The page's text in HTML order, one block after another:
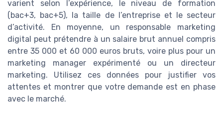
varient selon l’expérience, le niveau de formation
(bac+3, bac+5), la taille de l’entreprise et le secteur
d’activité. En moyenne, un responsable marketing
digital peut prétendre à un salaire brut annuel compris
entre 35 000 et 60 000 euros bruts, voire plus pour un
marketing manager expérimenté ou un directeur
marketing. Utilisez ces données pour justifier vos
attentes et montrer que votre demande est en phase
avec le marché.